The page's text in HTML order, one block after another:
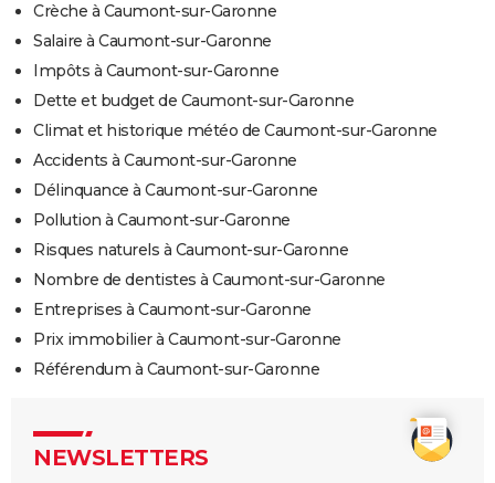
Crèche à Caumont-sur-Garonne
Salaire à Caumont-sur-Garonne
Impôts à Caumont-sur-Garonne
Dette et budget de Caumont-sur-Garonne
Climat et historique météo de Caumont-sur-Garonne
Accidents à Caumont-sur-Garonne
Délinquance à Caumont-sur-Garonne
Pollution à Caumont-sur-Garonne
Risques naturels à Caumont-sur-Garonne
Nombre de dentistes à Caumont-sur-Garonne
Entreprises à Caumont-sur-Garonne
Prix immobilier à Caumont-sur-Garonne
Référendum à Caumont-sur-Garonne
NEWSLETTERS